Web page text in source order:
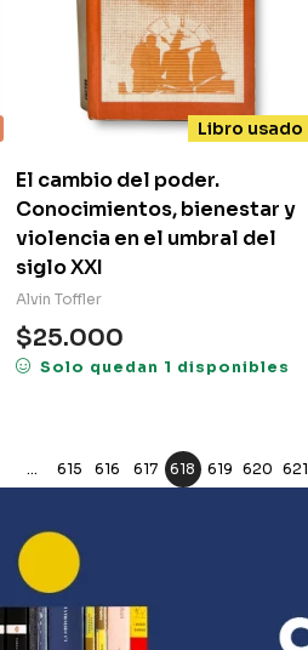
Libro usado
El cambio del poder.
Conocimientos, bienestar y
violencia en el umbral del
siglo XXI
Alvin Toffler
$25.000
Solo quedan 1 disponibles
615 616 617 618 619 620 621